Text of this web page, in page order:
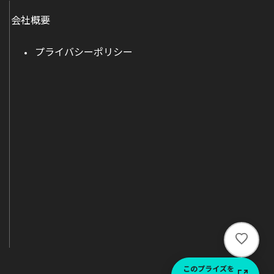
い
ね
このプライズを
会社概要
プライバシーポリシー